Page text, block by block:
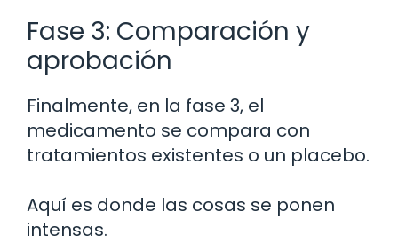
Fase 3: Comparación y
aprobación
Finalmente, en la fase 3, el
medicamento se compara con
tratamientos existentes o un placebo.
Aquí es donde las cosas se ponen
intensas.